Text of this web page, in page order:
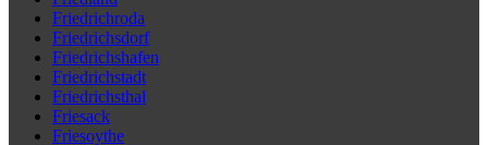
Friedrichroda
Friedrichsdorf
Friedrichshafen
Friedrichstadt
Friedrichsthal
Friesack
Friesoythe